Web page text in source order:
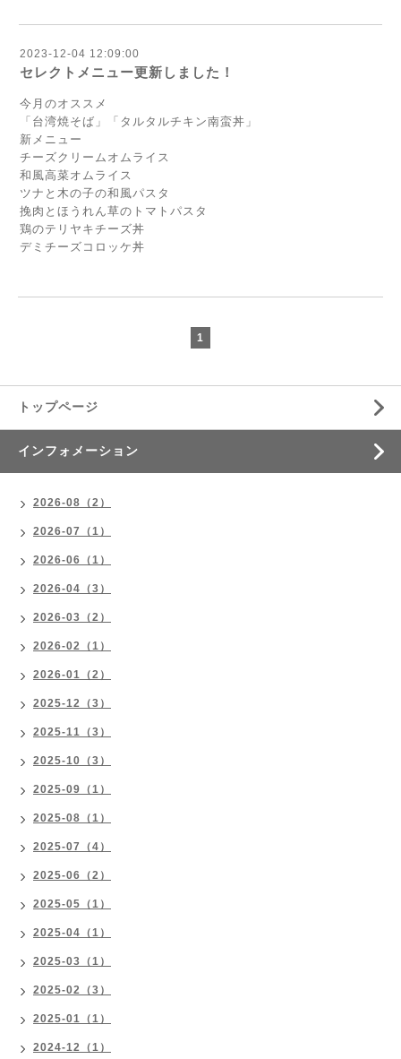
2023-12-04 12:09:00
セレクトメニュー更新しました！
今月のオススメ
「台湾焼そば」「タルタルチキン南蛮丼」
新メニュー
チーズクリームオムライス
和風高菜オムライス
ツナと木の子の和風パスタ
挽肉とほうれん草のトマトパスタ
鶏のテリヤキチーズ丼
デミチーズコロッケ丼
1
トップページ
インフォメーション
2026-08（2）
2026-07（1）
2026-06（1）
2026-04（3）
2026-03（2）
2026-02（1）
2026-01（2）
2025-12（3）
2025-11（3）
2025-10（3）
2025-09（1）
2025-08（1）
2025-07（4）
2025-06（2）
2025-05（1）
2025-04（1）
2025-03（1）
2025-02（3）
2025-01（1）
2024-12（1）